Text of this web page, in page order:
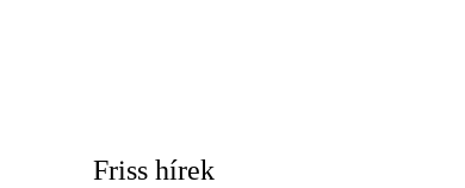
Friss hírek